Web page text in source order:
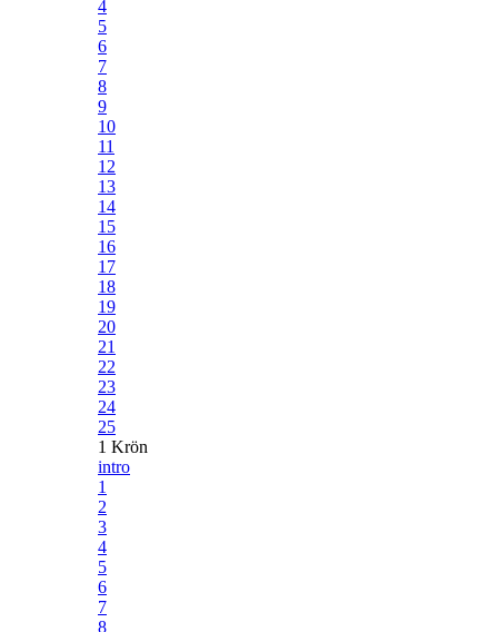
4
5
6
7
8
9
10
11
12
13
14
15
16
17
18
19
20
21
22
23
24
25
1 Krön
intro
1
2
3
4
5
6
7
8